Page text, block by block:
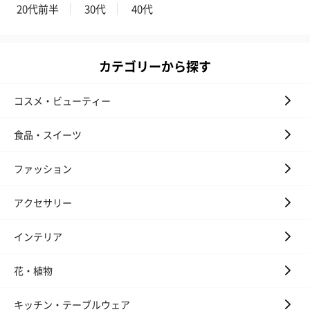
20代前半 30代 40代
カテゴリーから探す
コスメ・ビューティー
食品・スイーツ
ファッション
アクセサリー
インテリア
花・植物
キッチン・テーブルウェア